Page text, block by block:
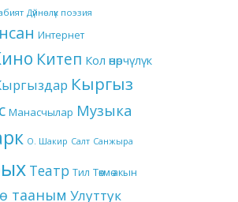
Дүйнөлүк поэзия
Интернет
Китеп Кол өнөрчүлүк
Кыргыз
Манасчылар Музыка
О. Шакир Салт Санжыра
Театр Тил Төкмө акын
тааным Улуттук